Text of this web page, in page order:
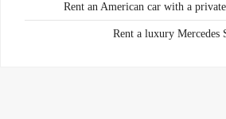
Rent an American car with a
Rent a luxury Mercedes